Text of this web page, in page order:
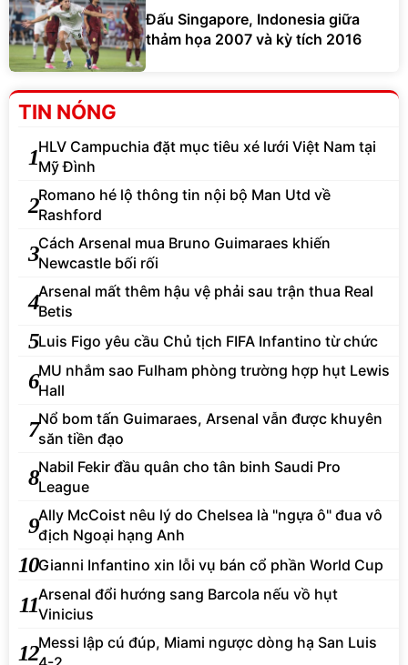
Đấu Singapore, Indonesia giữa
thảm họa 2007 và kỳ tích 2016
TIN NÓNG
1HLV Campuchia đặt mục tiêu xé lưới Việt Nam tại
Mỹ Đình
2Romano hé lộ thông tin nội bộ Man Utd về
Rashford
3Cách Arsenal mua Bruno Guimaraes khiến
Newcastle bối rối
4Arsenal mất thêm hậu vệ phải sau trận thua Real
Betis
5Luis Figo yêu cầu Chủ tịch FIFA Infantino từ chức
6MU nhắm sao Fulham phòng trường hợp hụt Lewis
Hall
7Nổ bom tấn Guimaraes, Arsenal vẫn được khuyên
săn tiền đạo
8Nabil Fekir đầu quân cho tân binh Saudi Pro
League
9Ally McCoist nêu lý do Chelsea là "ngựa ô" đua vô
địch Ngoại hạng Anh
10Gianni Infantino xin lỗi vụ bán cổ phần World Cup
11Arsenal đổi hướng sang Barcola nếu vồ hụt
Vinicius
12Messi lập cú đúp, Miami ngược dòng hạ San Luis